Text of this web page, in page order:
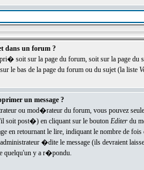
dans un forum ?
soit sur la page du forum, soit sur la page du
le bas de la page du forum ou du sujet (la liste
un message ?
ou mod�rateur du forum, vous pouvez
soit post�) en cliquant sur le bouton Editerdu
en retournant le lire, indiquant le nombre
�dite le message (ils devraient
quelqu'un y a r�pondu.